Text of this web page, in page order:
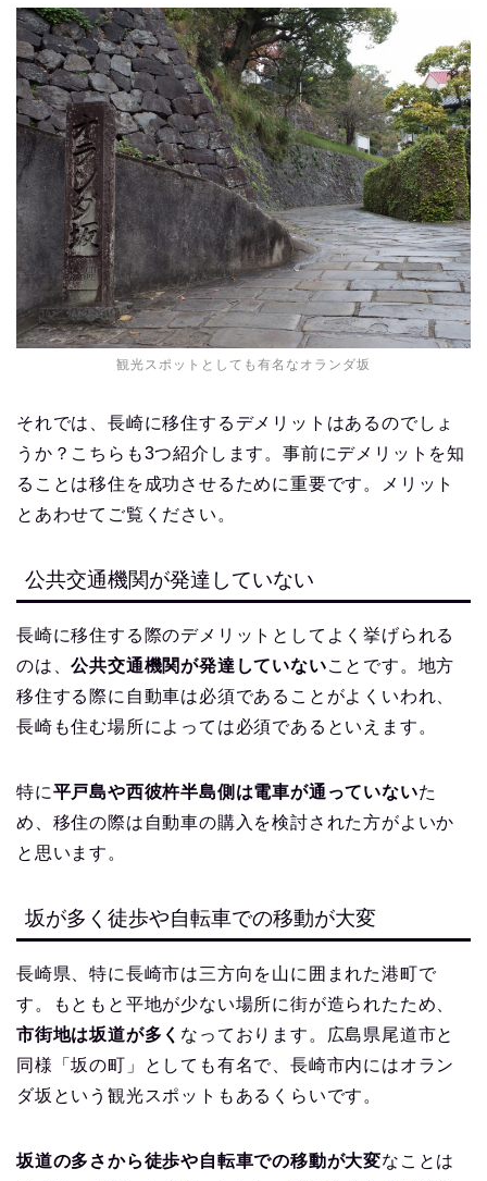
観光スポットとしても有名なオランダ坂
それでは、長崎に移住するデメリットはあるのでしょ
うか？こちらも3つ紹介します。事前にデメリットを知
ることは移住を成功させるために重要です。メリット
とあわせてご覧ください。
公共交通機関が発達していない
長崎に移住する際のデメリットとしてよく挙げられる
のは、公共交通機関が発達していないことです。地方
移住する際に自動車は必須であることがよくいわれ、
長崎も住む場所によっては必須であるといえます。
特に平戸島や西彼杵半島側は電車が通っていないた
め、移住の際は自動車の購入を検討された方がよいか
と思います。
坂が多く徒歩や自転車での移動が大変
長崎県、特に長崎市は三方向を山に囲まれた港町で
す。もともと平地が少ない場所に街が造られたため、
市街地は坂道が多く なっております。広島県尾道市と
同様「坂の町」としても有名で、長崎市内にはオラン
ダ坂という観光スポットもあるくらいです。
坂道の多さから徒歩や自転車での移動が大変なことは